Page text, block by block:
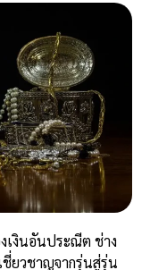
เงินอันประณีต ช่าง
ยวชาญจากรุ่นสู่รุ่น